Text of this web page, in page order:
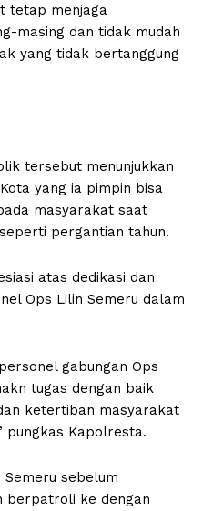
tetap menjaga
masing dan tidak mudah
yang tidak bertanggung
tersebut menunjukkan
yang ia pimpin bisa
masyarakat saat
pergantian tahun.
atas dedikasi dan
Ops Lilin Semeru dalam
gabungan Ops
tugas dengan baik
ketertiban masyarakat
pungkas Kapolresta.
Semeru sebelum
berpatroli ke dengan